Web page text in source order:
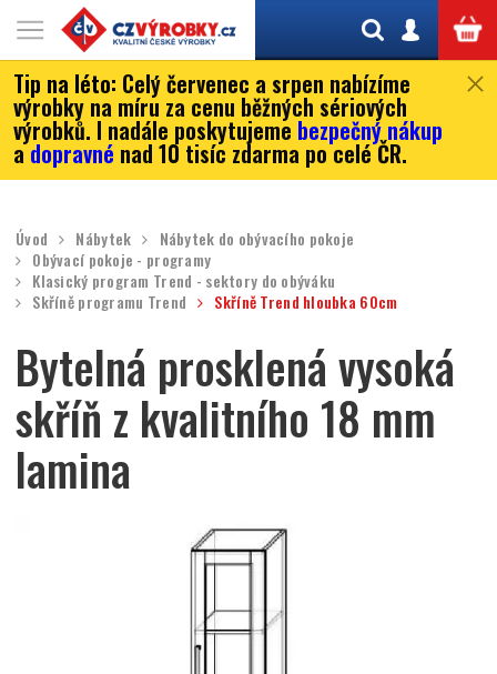
Tip na léto: Celý červenec a srpen nabízíme
výrobky na míru za cenu běžných sériových
výrobků. I nadále poskytujeme bezpečný nákup
adopravné nad 10 tisíc zdarma po celé ČR.
Úvod Nábytek
Nábytek do obývacího pokoje
Obývací pokoje - programy
Klasický program Trend - sektory do obýváku
Skříně programu Trend
Skříně Trend hloubka 60cm
Bytelná prosklená vysoká
skříň z kvalitního 18 mm
lamina